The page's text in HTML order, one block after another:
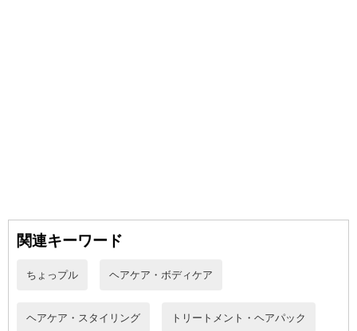
注意事項
関連キーワード
ちょっプル ヘアケア・ボディケア
ヘアケア・スタイリング トリートメント・ヘアパック